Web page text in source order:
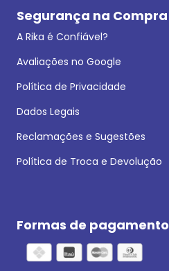
Segurança na Compra
A Rika é Confiável?
Avaliações no Google
Política de Privacidade
Dados Legais
Reclamações e Sugestões
Política de Troca e Devolução
Formas de pagamento